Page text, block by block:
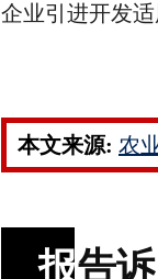
企业引进开发适
本文来源: 农
报告诉